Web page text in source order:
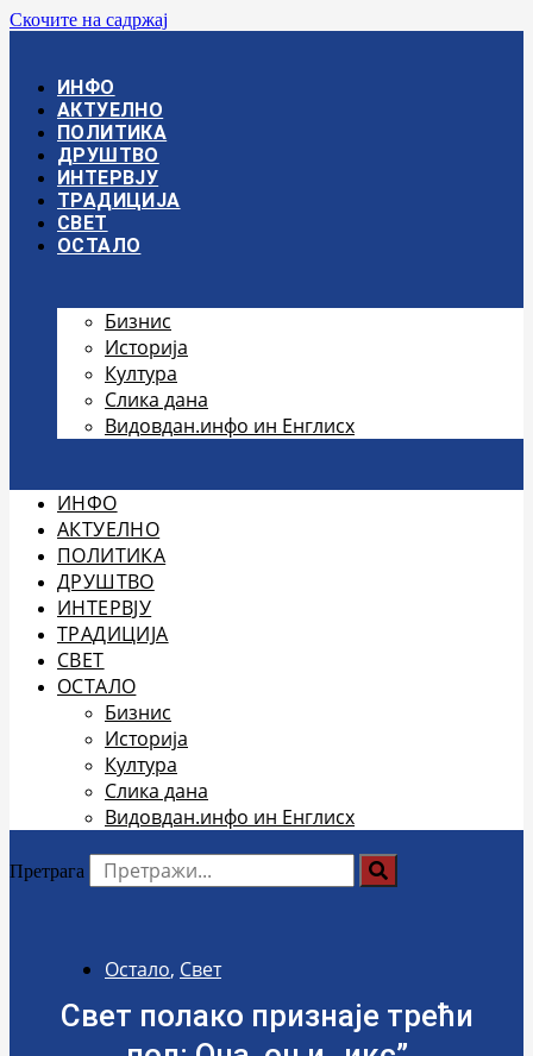
Скочите на садржај
ИНФО
АКТУЕЛНО
ПОЛИТИКА
ДРУШТВО
ИНТЕРВЈУ
ТРАДИЦИЈА
СВЕТ
ОСТАЛО
Бизнис
Историја
Култура
Слика дана
Видовдан.инфо ин Енглисх
ИНФО
АКТУЕЛНО
ПОЛИТИКА
ДРУШТВО
ИНТЕРВЈУ
ТРАДИЦИЈА
СВЕТ
ОСТАЛО
Бизнис
Историја
Култура
Слика дана
Видовдан.инфо ин Енглисх
Претрага
Остало, Свет
Свет полако признаје трећи